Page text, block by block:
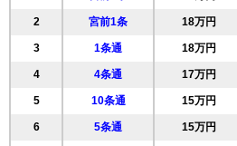
2 宮前1条 18万円
3 1条通 18万円
4 4条通 17万円
5 10条通 15万円
6 5条通 15万円